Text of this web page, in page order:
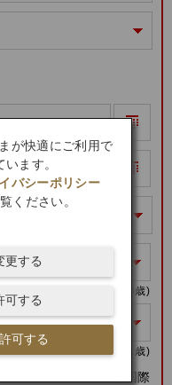
ス
(12～15歳)
(0～1歳)
児のご予約・購入は国際
が快適にご利用で
ます。
バシーポリシー
ください。
可する
可する
更する